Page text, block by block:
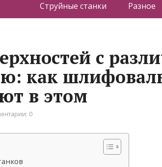
Струйные станки Разное
с
как
в этом
0